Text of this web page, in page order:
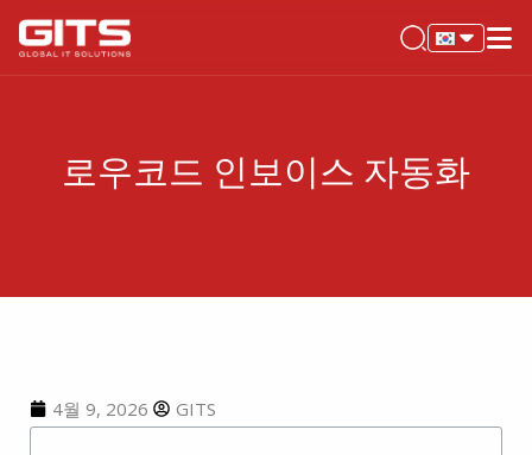
로우코드 인보이스 자동화
4월 9, 2026 GITS